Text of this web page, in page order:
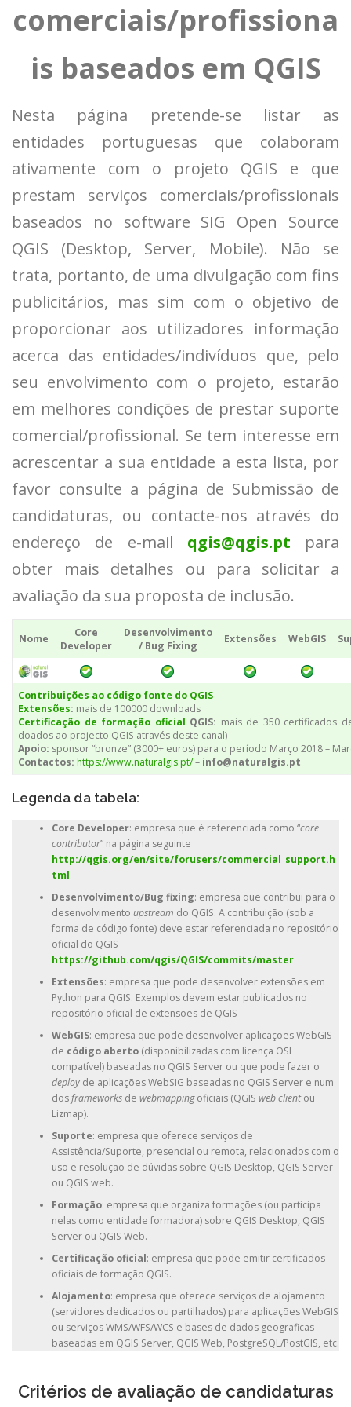
comerciais/profissiona
is baseados em QGIS
Nesta página pretende-se listar as
entidades portuguesas que colaboram
ativamente com o projeto QGIS e que
prestam serviços comerciais/profissionais
baseados no software SIG Open Source
QGIS (Desktop, Server, Mobile). Não se
trata, portanto, de uma divulgação com fins
publicitários, mas sim com o objetivo de
proporcionar aos utilizadores informação
acerca das entidades/indivíduos que, pelo
seu envolvimento com o projeto, estarão
em melhores condições de prestar suporte
comercial/profissional. Se tem interesse em
acrescentar a sua entidade a esta lista, por
favor consulte a página de Submissão de
candidaturas, ou contacte-nos através do
endereço de e-mail qgis@qgis.pt para
obter mais detalhes ou para solicitar a
avaliação da sua proposta de inclusão.
Nome
Core
Developer
Desenvolvimento
/ Bug Fixing
Extensões WebGIS
Contribuições ao código fonte do QGIS
Extensões: mais de 100000 downloads
Certificação de formação oficial QGIS: mais de 350 certificados
doados ao projecto QGIS através deste canal)
Apoio: sponsor “bronze” (3000+ euros) para o período Março 2018 –
Contactos: https://www.naturalgis.pt/– info@naturalgis.pt
Legenda da tabela:
Core Developer: empresa que é referenciada como “core
contributor” na página seguinte
http://qgis.org/en/site/forusers/commercial_support.h
tml
Desenvolvimento/Bug fixing: empresa que contribui para o
desenvolvimento upstream do QGIS. A contribuição (sob a
forma de código fonte) deve estar referenciada no repositório
oficial do QGIS
https://github.com/qgis/QGIS/commits/master
Extensões: empresa que pode desenvolver extensões em
Python para QGIS. Exemplos devem estar publicados no
repositório oficial de extensões de QGIS
WebGIS: empresa que pode desenvolver aplicações WebGIS
de código aberto(disponibilizadas com licença OSI
compatível) baseadas no QGIS Server ou que pode fazer o
deployde aplicações WebSIG baseadas no QGIS Server e num
dosframeworks de webmappingoficiais (QGIS web clientou
Lizmap).
Suporte: empresa que oferece serviços de
Assistência/Suporte, presencial ou remota, relacionados com o
uso e resolução de dúvidas sobre QGIS Desktop, QGIS Server
ou QGIS web.
Formação: empresa que organiza formações (ou participa
nelas como entidade formadora) sobre QGIS Desktop, QGIS
Server ou QGIS Web.
Certificação oficial: empresa que pode emitir certificados
oficiais de formação QGIS.
Alojamento: empresa que oferece serviços de alojamento
(servidores dedicados ou partilhados) para aplicações WebGIS
ou serviços WMS/WFS/WCS e bases de dados geograficas
baseadas em QGIS Server, QGIS Web, PostgreSQL/PostGIS, etc.
Critérios de avaliação de candidaturas